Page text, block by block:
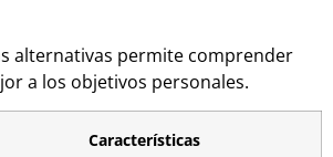
alternativas permite comprender
a los objetivos personales.
Características